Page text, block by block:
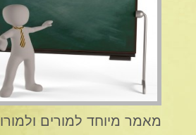
מאמר מיוחד למורים